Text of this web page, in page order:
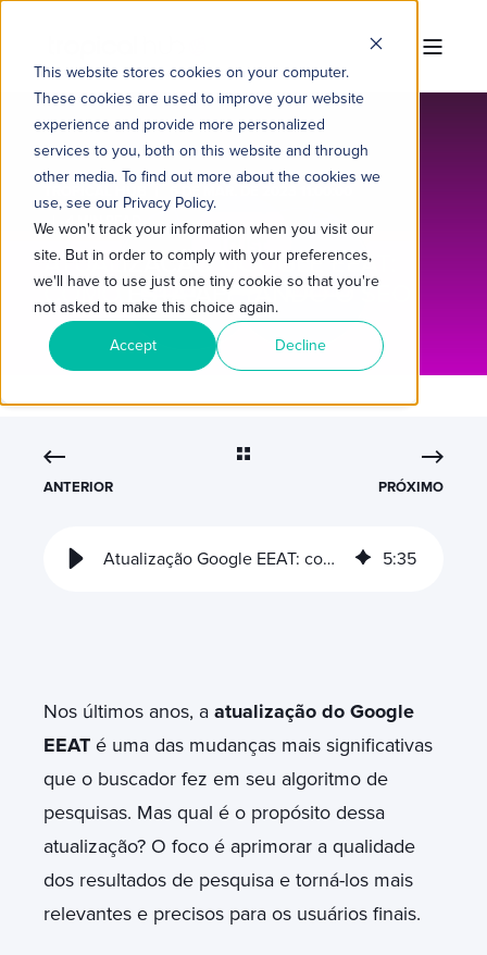
This website stores cookies on your computer.
These cookies are used to improve your website
experience and provide more personalized
services to you, both on this website and through
other media. To find out more about the cookies we
use, see our Privacy Policy.
We won't track your information when you visit our
site. But in order to comply with your preferences,
we'll have to use just one tiny cookie so that you're
not asked to make this choice again.
Accept Decline
4 MIN READ
ATUALIZAÇÃO GOOGLE EEAT:
COMO ESTÁ AFETANDO O SEO
ANTERIOR PRÓXIMO
Atualização Google EEAT: como está afetando o SEO 5:35
Nos últimos anos, a atualização do Google
EEAT é uma das mudanças mais significativas
que o buscador fez em seu algoritmo de
pesquisas. Mas qual é o propósito dessa
atualização? O foco é aprimorar a qualidade
dos resultados de pesquisa e torná-los mais
relevantes e precisos para os usuários finais.